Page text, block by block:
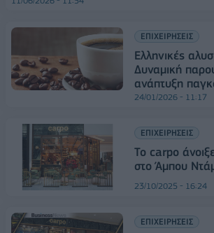
ΕΠΙΧΕΙΡΗΣΕΙΣ
Ελληνικές
Δυναμική
ανάπτυξη
24/01/2026 - 11:17
ΕΠΙΧΕΙΡΗΣΕΙΣ
To carpo
στο Άμπου
23/10/2025 - 16:24
ΕΠΙΧΕΙΡΗΣΕΙΣ